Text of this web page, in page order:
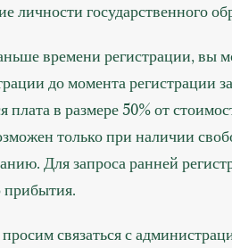
личности государственного
времени регистрации, вы
до момента регистрации
плата в размере 50% от
только при наличии
Для запроса ранней
прибытия.
связаться с